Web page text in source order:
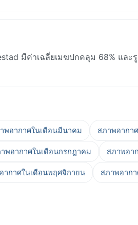
มีค่าเฉลี่ยเมฆปกคลุม 68% และ
พอากาศในเดือนมีนาคม สภาพอากา
พอากาศในเดือนกรกฎาคม สภาพอา
ากาศในเดือนพฤศจิกายน สภาพอาก